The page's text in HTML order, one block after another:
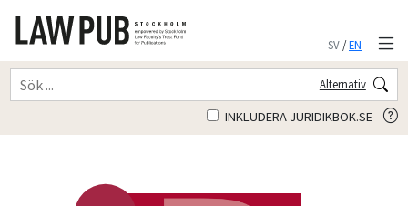
SV/EN
Alternativ
INKLUDERA JURIDIKBOK.SE